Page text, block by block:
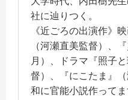
社に辿りつく。
《近ごろの出演作》
（河瀬直美監督）、
月）、ドラマ『照子
督）、『にこたま』
和に官能小説作ってま